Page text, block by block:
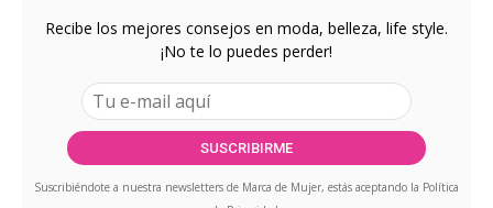
Recibe los mejores consejos en moda, belleza, life style.
¡No te lo puedes perder!
Suscribiéndote a nuestra newsletters de Marca de Mujer, estás aceptando la Política